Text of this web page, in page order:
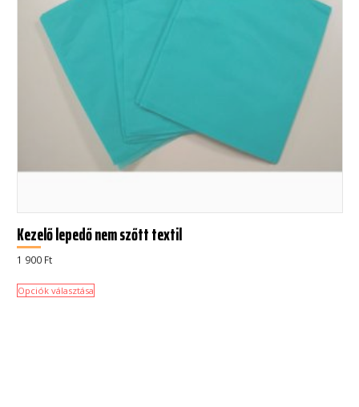
Kezelő lepedő nem szőtt textil
1 900 Ft
Opciók választása